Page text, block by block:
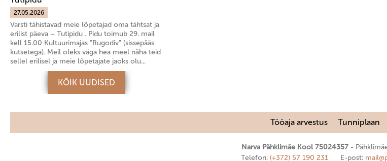
27.05.2026
Varsti tähistavad meie lõpetajad oma tähtsat ja
erilist päeva – Tutipidu . Pidu toimub 29. mail
kell 15.00 Kultuurimajas "Rugodiv" (sissepääs
kutsetega). Meil oleks väga hea meel näha teid
sellel erilisel ja meie lõpetajate jaoks olu...
KÕIK UUDISED
Tööaja arvestus Tunniplaan
Narva Pähklimäe Kool 75024357
Telefon: (+372) 57 190 231 E-post: